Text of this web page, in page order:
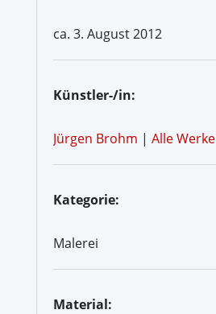
ca. 3. August 2012
Künstler-/in:
Jürgen Brohm | Alle Werke
Kategorie:
Malerei
Material: